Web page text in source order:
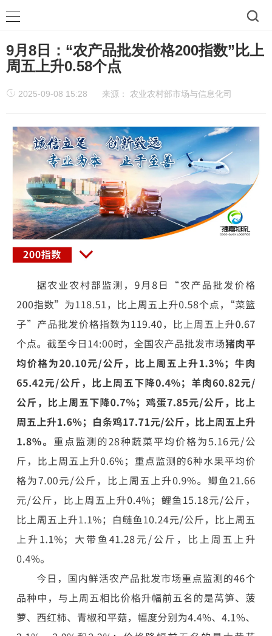
9月8日：“农产品批发价格200指数”比上
周五上升0.58个点
2025-09-08 15:28 来源： 农业农村部市场与信息化司